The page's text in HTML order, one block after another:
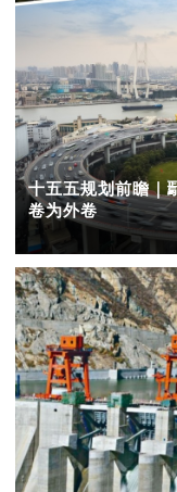
十五五规划前瞻｜
卷为外卷